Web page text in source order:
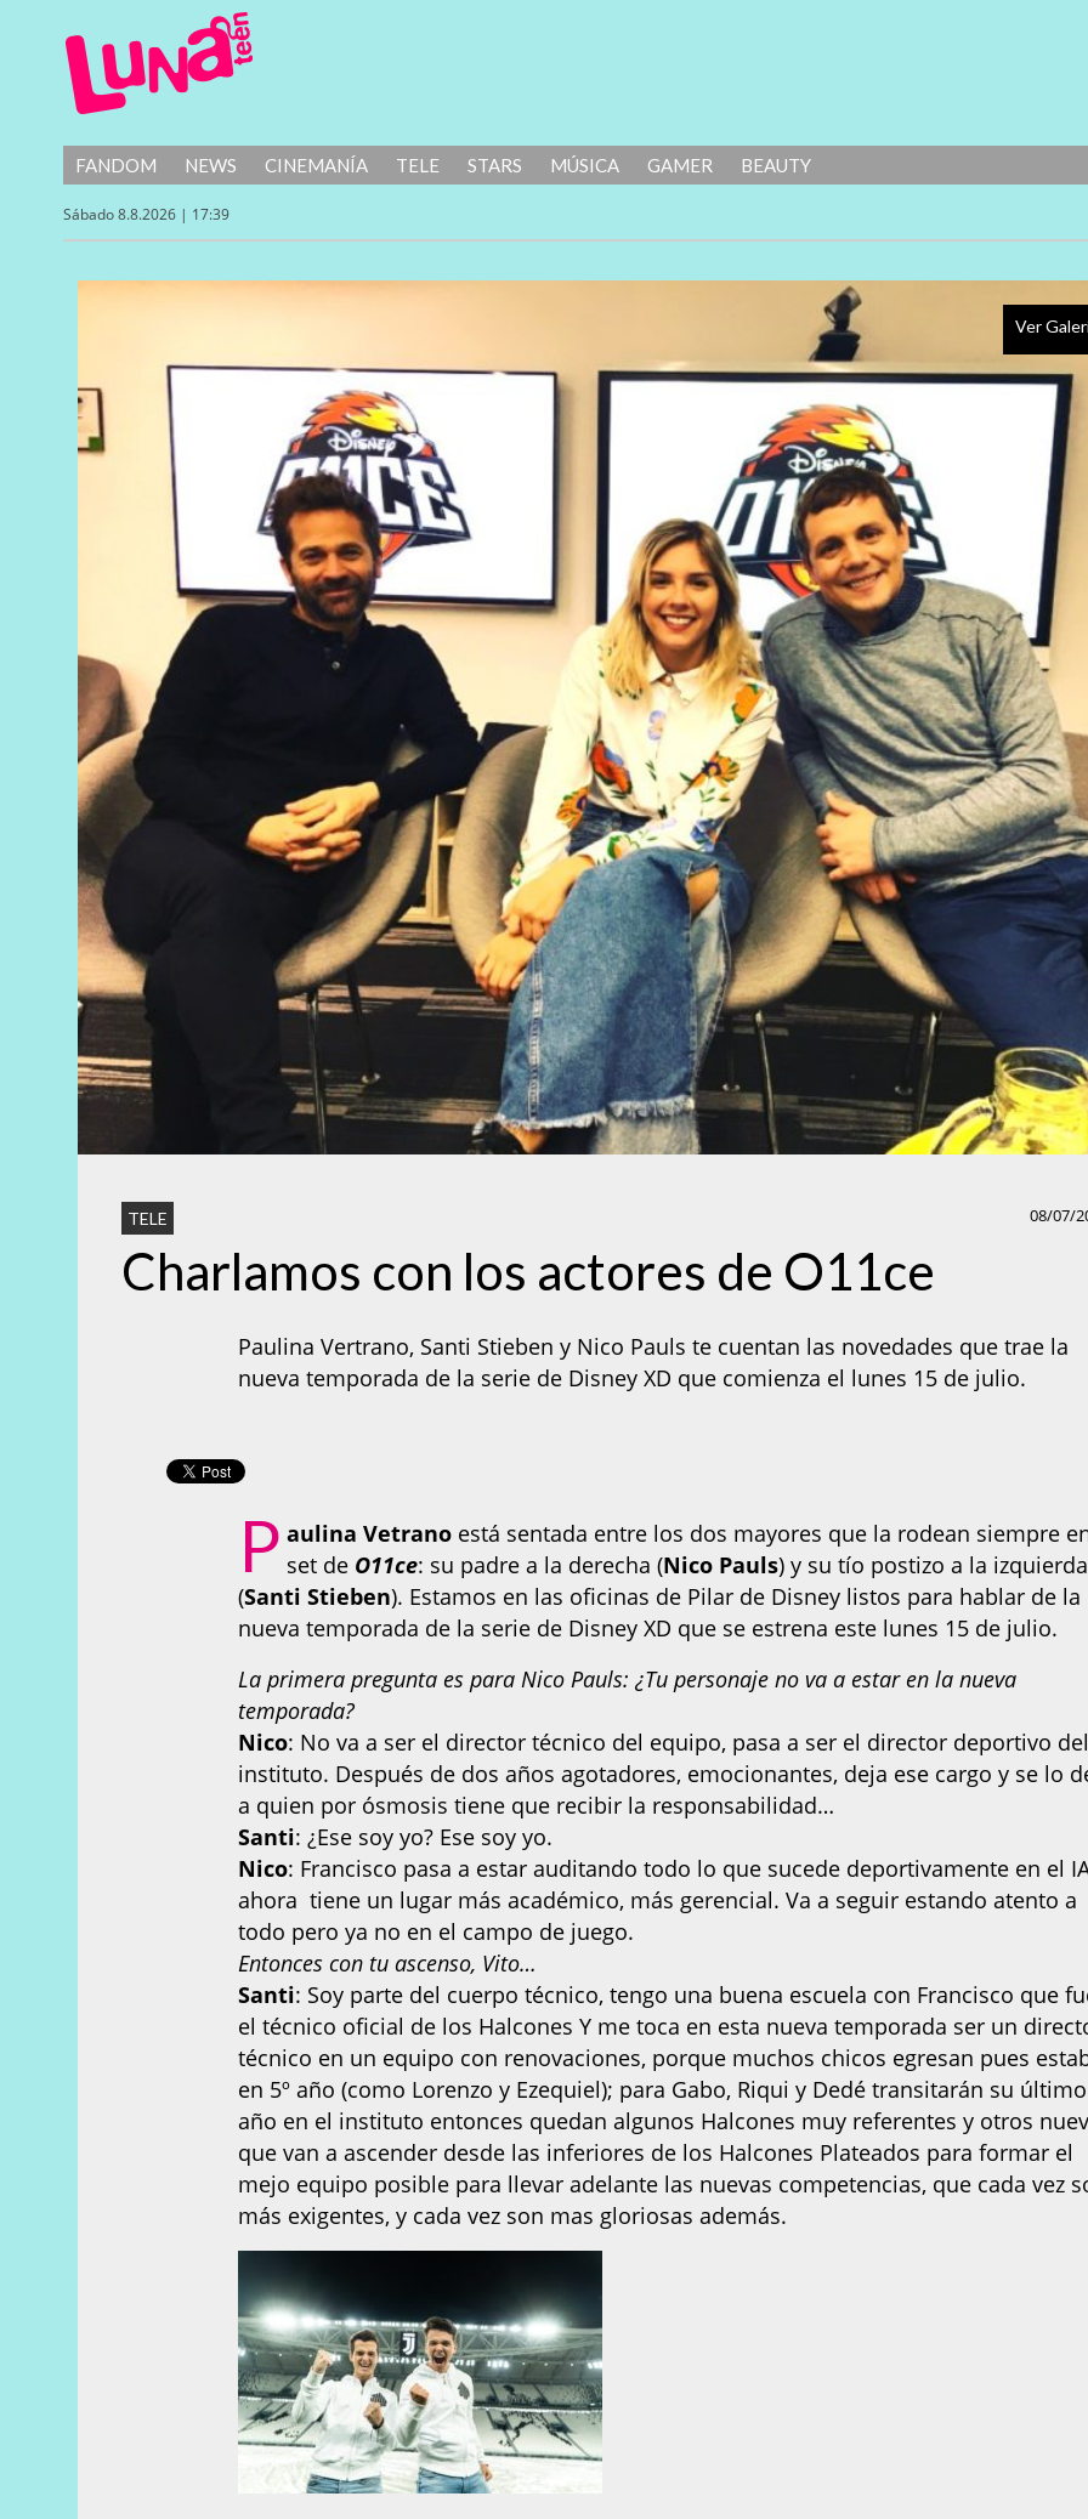
FANDOM NEWS CINEMANÍA TELE STARS MÚSICA GAMER BEAUTY
Sábado 8.8.2026 | 17:39
Ver
08/07/
TELE
Charlamos con los actores de O11ce
Paulina Vertrano, Santi Stieben y Nico Pauls te cuentan las novedades que trae la
nueva temporada de la serie de Disney XD que comienza el lunes 15 de julio.
P aulina Vetrano está sentada entre los dos mayores que la rodean siempre
set de O11ce: su padre a la derecha (Nico Pauls) y su tío postizo a la izquierda
(Santi Stieben). Estamos en las oficinas de Pilar de Disney listos para hablar de la
nueva temporada de la serie de Disney XD que se estrena este lunes 15 de julio.
La primera pregunta es para Nico Pauls: ¿Tu personaje no va a estar en la nueva
temporada?
Nico: No va a ser el director técnico del equipo, pasa a ser el director deportivo del
instituto. Después de dos años agotadores, emocionantes, deja ese cargo y se lo
a quien por ósmosis tiene que recibir la responsabilidad…
Santi: ¿Ese soy yo? Ese soy yo.
Nico: Francisco pasa a estar auditando todo lo que sucede deportivamente en el
ahora tiene un lugar más académico, más gerencial. Va a seguir estando atento a
todo pero ya no en el campo de juego.
Entonces con tu ascenso, Vito…
Santi: Soy parte del cuerpo técnico, tengo una buena escuela con Francisco que
el técnico oficial de los Halcones Y me toca en esta nueva temporada ser un
técnico en un equipo con renovaciones, porque muchos chicos egresan pues
en 5º año (como Lorenzo y Ezequiel); para Gabo, Riqui y Dedé transitarán su último
año en el instituto entonces quedan algunos Halcones muy referentes y otros
que van a ascender desde las inferiores de los Halcones Plateados para formar el
mejo equipo posible para llevar adelante las nuevas competencias, que cada vez
más exigentes, y cada vez son mas gloriosas además.